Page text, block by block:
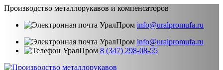
Производство металлорукавов и компенсаторов
info@uralpromufa.ru
info@uralpromufa.ru
8 (347) 298‑08‑55